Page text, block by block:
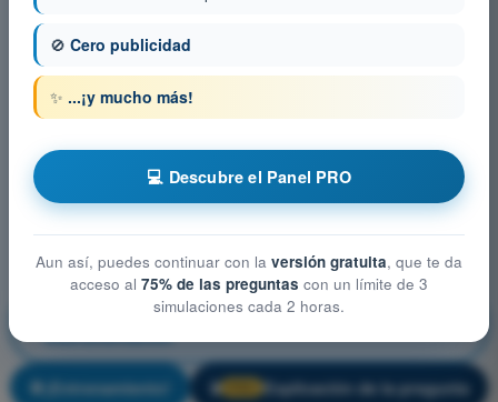
Conocimientos Generales de la Aeronave -
Instrumentación
¡Entrenamiento! 🔒 Explicación de la pregunta
🚫 Cero publicidad
✨ ...¡y mucho más!
💻 Descubre el Panel PRO
Aun así, puedes continuar con la versión gratuita, que te da
acceso al 75% de las preguntas con un límite de 3
simulaciones cada 2 horas.